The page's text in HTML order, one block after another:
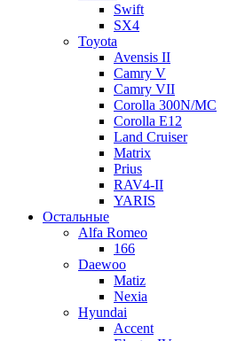
Swift
SX4
Toyota
Avensis II
Camry V
Camry VII
Corolla 300N/MC
Corolla E12
Land Cruiser
Matrix
Prius
RAV4-II
YARIS
Остальные
Alfa Romeo
166
Daewoo
Matiz
Nexia
Hyundai
Accent